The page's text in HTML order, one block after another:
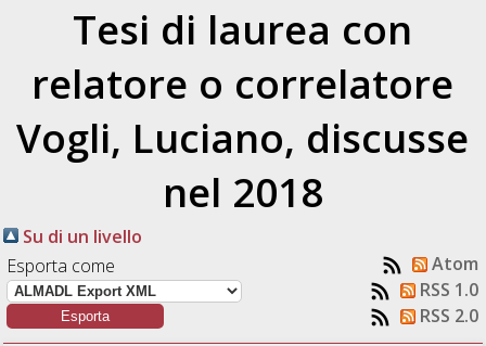
Tesi di laurea con
relatore o correlatore
Vogli, Luciano, discusse
nel 2018
Su di un livello
Esporta come
Atom
RSS 1.0
RSS 2.0